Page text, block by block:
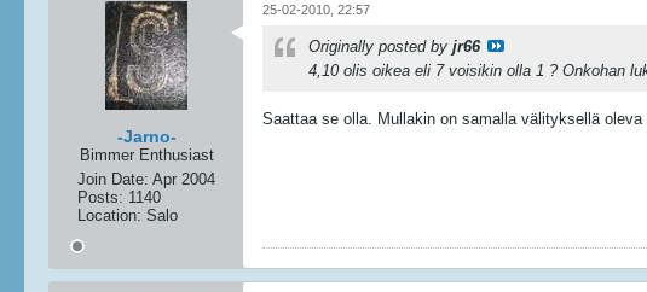
-Jarno-
Bimmer Enthusiast
Join Date: Apr 2004
Posts: 1140
Location: Salo
25-02-2010, 22:57
Originally posted by jr66
4,10 olis oikea eli 7 voisikin olla 1 ? Onkohan
Saattaa se olla. Mullakin on samalla välityksellä